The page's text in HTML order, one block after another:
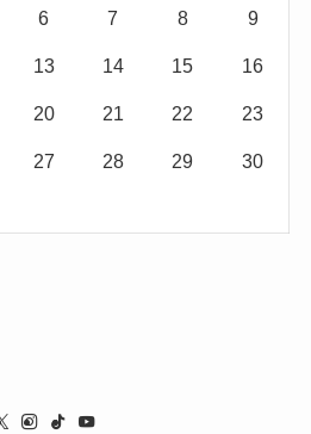
6 7 8 9
13 14 15 16
20 21 22 23
27 28 29 30